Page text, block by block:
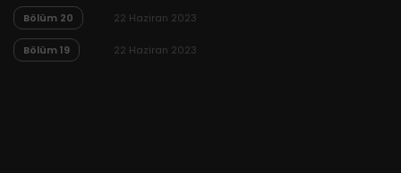
Bölüm 20 22 Haziran 2023
Bölüm 19 22 Haziran 2023